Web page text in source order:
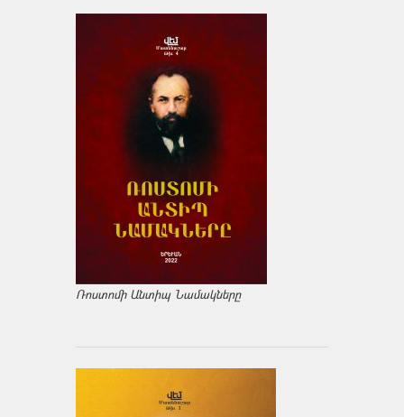
Ռոստոմի Անտիպ Նամակները